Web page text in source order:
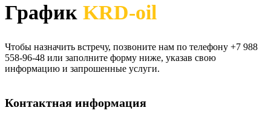
График KRD-oil
Чтобы назначить встречу, позвоните нам по телефону +7 988
558-96-48 или заполните форму ниже, указав свою
информацию и запрошенные услуги.
Контактная информация